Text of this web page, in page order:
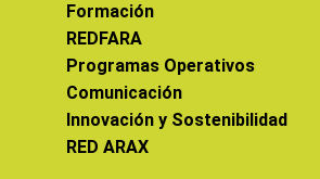
Formación
REDFARA
Programas Operativos
Comunicación
Innovación y Sostenibilidad
RED ARAX